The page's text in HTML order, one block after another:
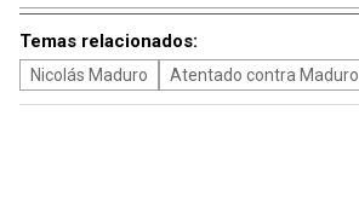
Temas relacionados:
Nicolás Maduro Atentado contra Maduro